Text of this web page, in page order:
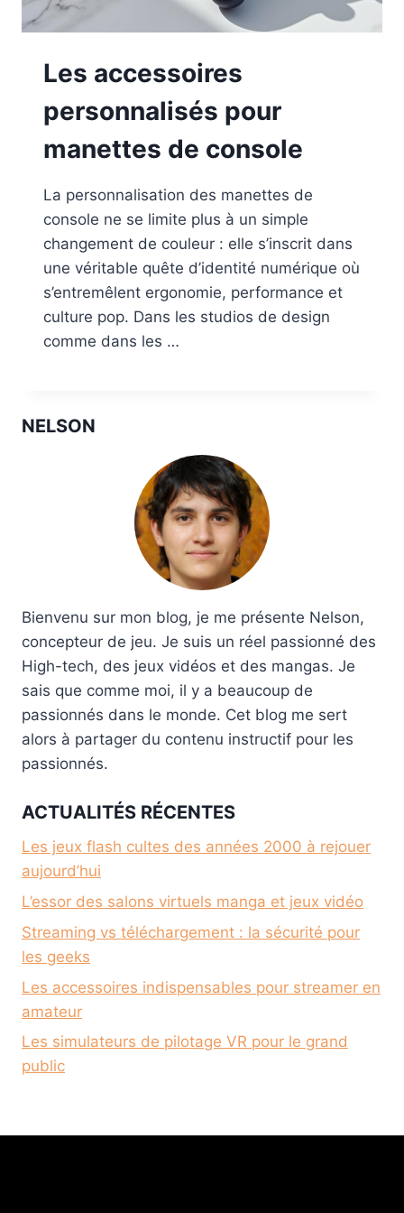
Les accessoires
personnalisés pour
manettes de console
La personnalisation des manettes de
console ne se limite plus à un simple
changement de couleur : elle s’inscrit dans
une véritable quête d’identité numérique où
s’entremêlent ergonomie, performance et
culture pop. Dans les studios de design
comme dans les …
NELSON
Bienvenu sur mon blog, je me présente Nelson,
concepteur de jeu. Je suis un réel passionné des
High-tech, des jeux vidéos et des mangas. Je
sais que comme moi, il y a beaucoup de
passionnés dans le monde. Cet blog me sert
alors à partager du contenu instructif pour les
passionnés.
ACTUALITÉS RÉCENTES
Les jeux flash cultes des années 2000 à rejouer
aujourd’hui
L’essor des salons virtuels manga et jeux vidéo
Streaming vs téléchargement : la sécurité pour
les geeks
Les accessoires indispensables pour streamer en
amateur
Les simulateurs de pilotage VR pour le grand
public